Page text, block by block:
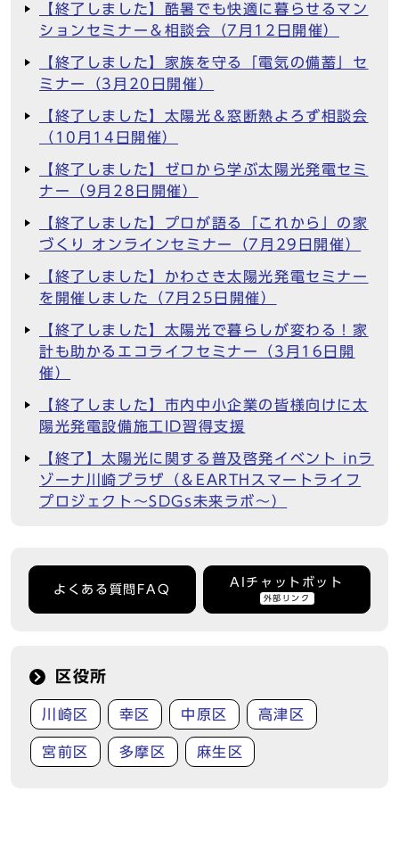
【終了しました】酷暑でも快適に暮らせるマン
ションセミナー＆相談会（7月12日開催）
【終了しました】家族を守る「電気の備蓄」セ
ミナー（3月20日開催）
【終了しました】太陽光＆窓断熱よろず相談会
（10月14日開催）
【終了しました】ゼロから学ぶ太陽光発電セミ
ナー（9月28日開催）
【終了しました】プロが語る「これから」の家
づくり オンラインセミナー（7月29日開催）
【終了しました】かわさき太陽光発電セミナー
を開催しました（7月25日開催）
【終了しました】太陽光で暮らしが変わる！家
計も助かるエコライフセミナー（3月16日開
催）
【終了しました】市内中小企業の皆様向けに太
陽光発電設備施工ID習得支援
【終了】太陽光に関する普及啓発イベント inラ
ゾーナ川崎プラザ（＆EARTHスマートライフ
プロジェクト～SDGs未来ラボ～）
よくある質問FAQ
AIチャットボット
外部リンク
区役所
川崎区 幸区 中原区 高津区
宮前区 多摩区 麻生区